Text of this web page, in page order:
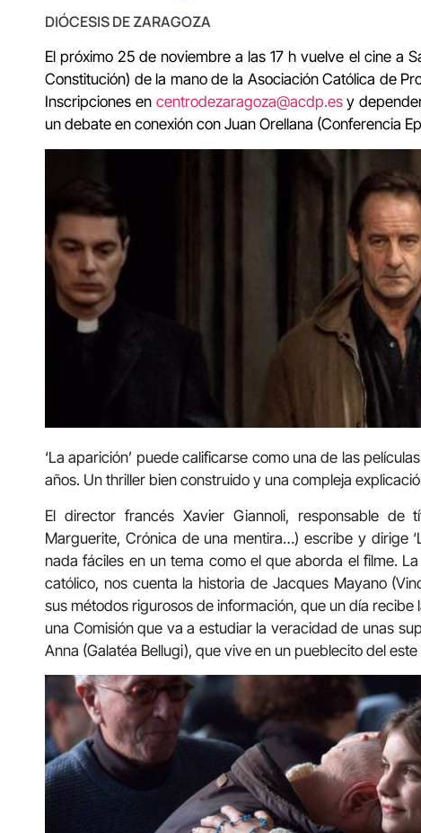
DIÓCESIS DE ZARAGOZA
El próximo 25 de noviembre a las 17 h vuelve el cine a
Constitución) de la mano de la Asociación Católica de
Inscripciones en centrodezaragoza@acdp.es y
un debate en conexión con Juan Orellana (Conferencia
‘La aparición’ puede calificarse como una de las
años. Un thriller bien construido y una compleja
El director francés Xavier Giannoli, responsable de
Marguerite, Crónica de una mentira…) escribe y dirige
nada fáciles en un tema como el que aborda el filme.
católico, nos cuenta la historia de Jacques Mayano
sus métodos rigurosos de información, que un día
una Comisión que va a estudiar la veracidad de unas
Anna (Galatéa Bellugi), que vive en un pueblecito del